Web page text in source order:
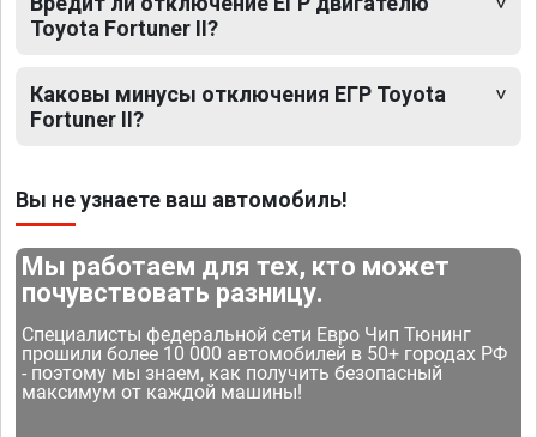
Toyota Fortuner II?
Каковы минусы отключения ЕГР Toyota
Fortuner II?
Вы не узнаете ваш автомобиль!
Мы работаем для тех, кто может
почувствовать разницу.
Специалисты федеральной сети Евро Чип Тюнинг
прошили более 10 000 автомобилей в 50+ городах РФ
- поэтому мы знаем, как получить безопасный
максимум от каждой машины!